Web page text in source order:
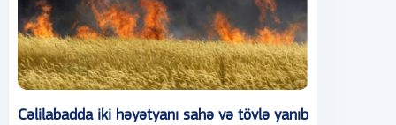
Cəlilabadda iki həyətyanı sahə və tövlə yanıb